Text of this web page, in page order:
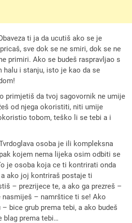
ti ja da ucutiš ako se je
sve dok se ne smiri, dok se ne
primiri. Ako se budeš raspravljao s
halu i stanju, isto je kao da se
primjetiš da tvoj sagovornik ne umije
od njega okoristiti, niti umije
tobom, teško li se tebi a i
osoba je ili kompleksna
kojem nema lijeka osim odbiti se
je osoba koja ce ti kontrirati onda
ako joj kontriraš postaje ti
– prezrijece te, a ako ga prezreš –
– namrštice ti se! Ako
bice grub prema tebi, a ako budeš
blag prema tebi…